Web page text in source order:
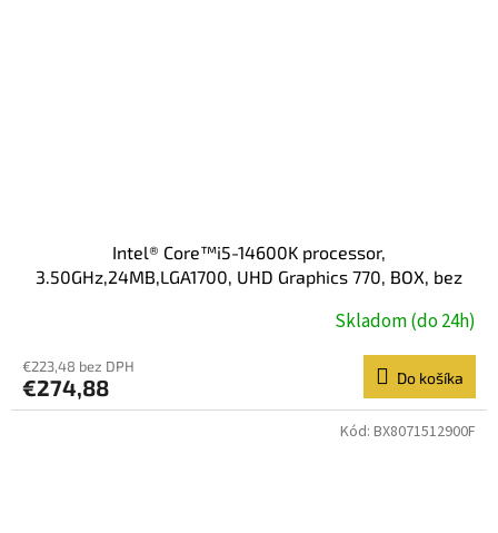
Intel® Core™i5-14600K processor,
3.50GHz,24MB,LGA1700, UHD Graphics 770, BOX, bez
Skladom (do 24h)
€223,48 bez DPH
€274,88 Do košíka
Kód: BX8071512900F